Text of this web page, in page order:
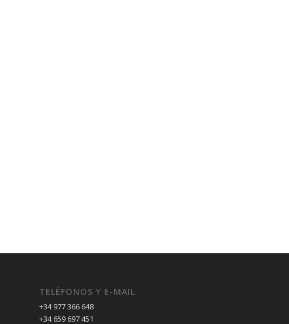
TELÉFONOS Y E-MAIL
+34 977 366 648
+34 659 697 451